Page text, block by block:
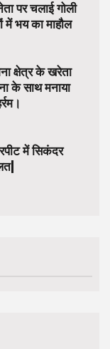
पर चलाई गोली
में भय का माहौल
क्षेत्र के खरेता
के साथ मनाया
में सिकंदर